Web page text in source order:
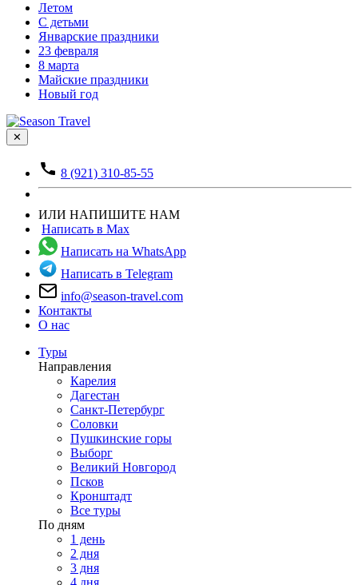
Летом
С детьми
Январские праздники
23 февраля
8 марта
Майские праздники
Новый год
✕
8 (921) 310-85-55
ИЛИ НАПИШИТЕ НАМ
Написать в Max
Написать на WhatsApp
Написать в Telegram
info@season-travel.com
Контакты
О нас
Туры
Направления
Карелия
Дагестан
Санкт-Петербург
Соловки
Пушкинские горы
Выборг
Великий Новгород
Псков
Кронштадт
Все туры
По дням
1 день
2 дня
3 дня